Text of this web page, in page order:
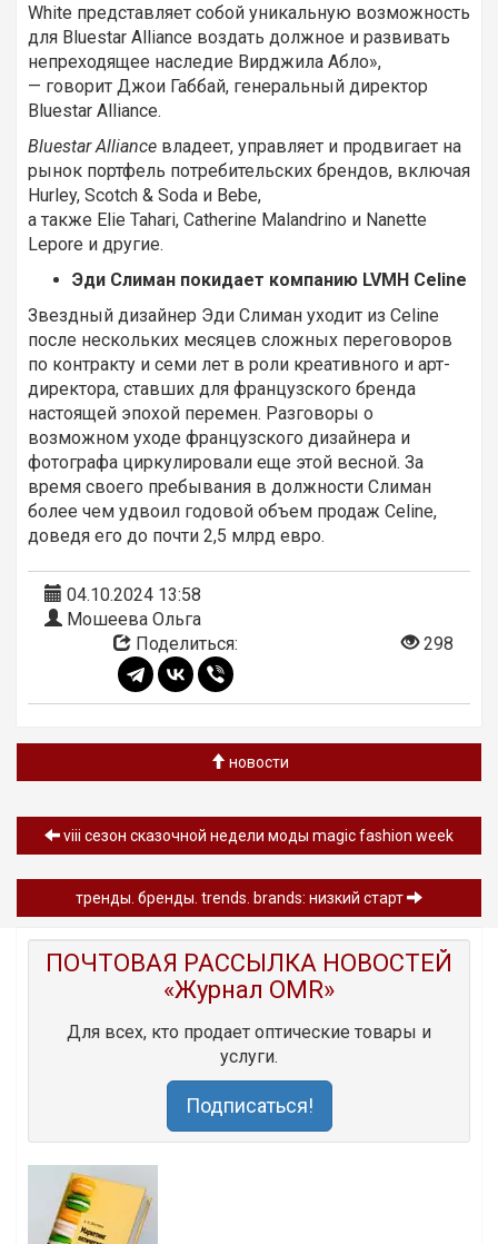
White представляет собой уникальную возможность
для Bluestar Alliance воздать должное и развивать
непреходящее наследие Вирджила Абло»,
— говорит Джои Габбай, генеральный директор
Bluestar Alliance.
Bluestar Alliance владеет, управляет и продвигает на
рынок портфель потребительских брендов, включая
Hurley, Scotch & Soda и Bebe,
а также Elie Tahari, Catherine Malandrino и Nanette
Lepore и другие.
Эди Слиман покидает компанию LVMH Celine
Звездный дизайнер Эди Слиман уходит из Celine
после нескольких месяцев сложных переговоров
по контракту и семи лет в роли креативного и арт-
директора, ставших для французского бренда
настоящей эпохой перемен. Разговоры о
возможном уходе французского дизайнера и
фотографа циркулировали еще этой весной. За
время своего пребывания в должности Слиман
более чем удвоил годовой объем продаж Celine,
доведя его до почти 2,5 млрд евро.
04.10.2024 13:58
Мошеева Ольга
Поделиться:
298
новости
viii сезон сказочной недели моды magic fashion week
тренды. бренды. trends. brands: низкий старт
ПОЧТОВАЯ РАССЫЛКА НОВОСТЕЙ
«Журнал OMR»
Для всех, кто продает оптические товары и
услуги.
Подписаться!